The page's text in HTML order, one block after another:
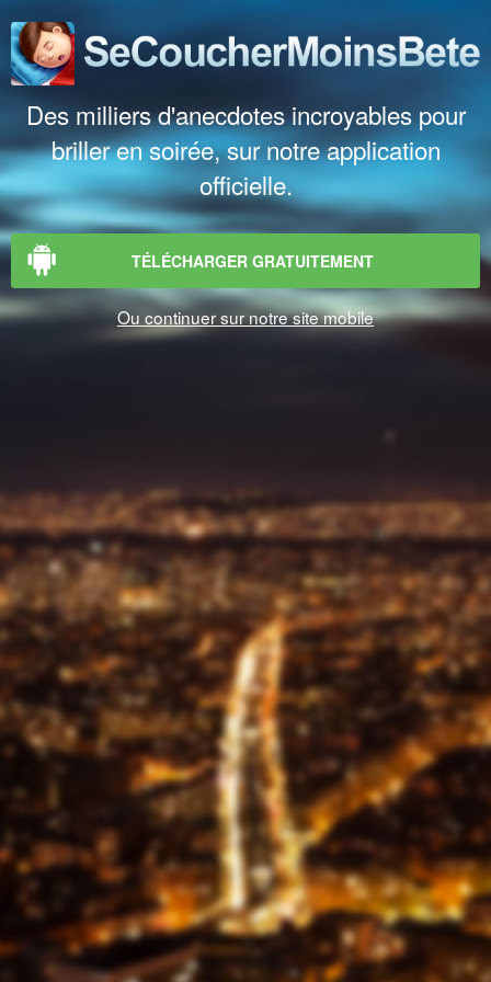
Des milliers d'anecdotes incroyables pour
briller en soirée, sur notre application
officielle.
TÉLÉCHARGER GRATUITEMENT
Ou continuer sur notre site mobile